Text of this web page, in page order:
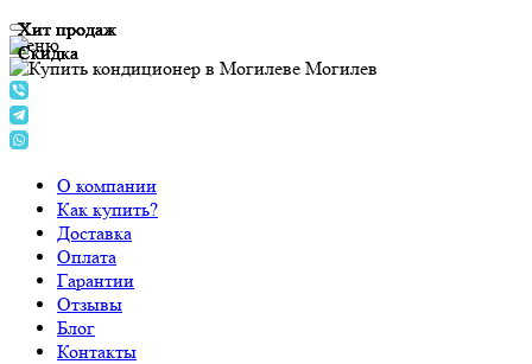
Меню
Могилев
О компании
Как купить?
Доставка
Оплата
Гарантии
Отзывы
Блог
Контакты
Хит продаж
Скидка
Хит продаж
Скидка
Хит продаж
Хит продаж
Скидка